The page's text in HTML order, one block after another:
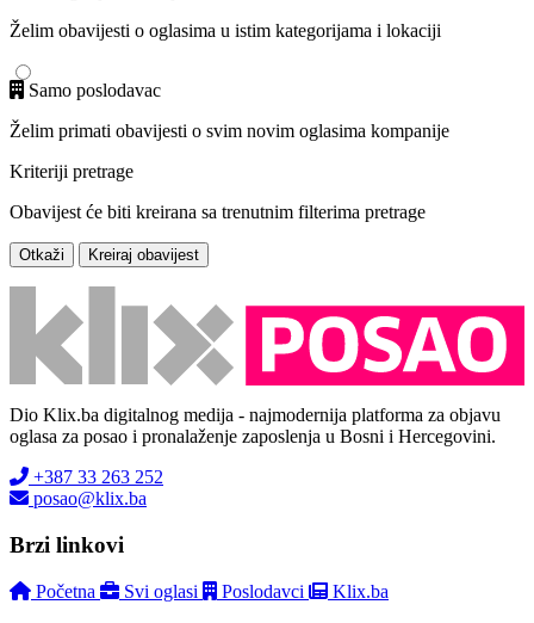
Želim obavijesti o oglasima u istim kategorijama i lokaciji
Samo poslodavac
Želim primati obavijesti o svim novim oglasima kompanije
Kriteriji pretrage
Obavijest će biti kreirana sa trenutnim filterima pretrage
Otkaži Kreiraj obavijest
Dio Klix.ba digitalnog medija - najmodernija platforma za objavu
oglasa za posao i pronalaženje zaposlenja u Bosni i Hercegovini.
+387 33 263 252
posao@klix.ba
Brzi linkovi
Početna Svi oglasi Poslodavci Klix.ba